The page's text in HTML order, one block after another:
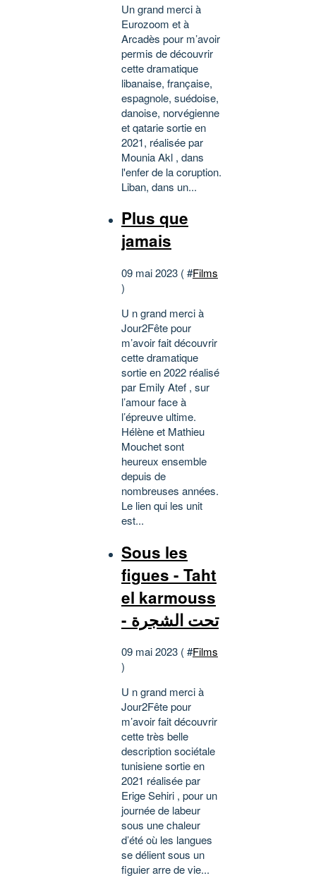
Un grand merci à
Eurozoom et à
Arcadès pour m’avoir
permis de découvrir
cette dramatique
libanaise, française,
espagnole, suédoise,
danoise, norvégienne
et qatarie sortie en
2021, réalisée par
Mounia Akl , dans
l'enfer de la coruption.
Liban, dans un...
Plus que
jamais
09 mai 2023 ( #Films
)
U n grand merci à
Jour2Fête pour
m’avoir fait découvrir
cette dramatique
sortie en 2022 réalisé
par Emily Atef , sur
l’amour face à
l’épreuve ultime.
Hélène et Mathieu
Mouchet sont
heureux ensemble
depuis de
nombreuses années.
Le lien qui les unit
est...
Sous les
figues - Taht
el karmouss
- تحت الشجرة
09 mai 2023 ( #Films
)
U n grand merci à
Jour2Fête pour
m’avoir fait découvrir
cette très belle
description sociétale
tunisiene sortie en
2021 réalisée par
Erige Sehiri , pour un
journée de labeur
sous une chaleur
d’été où les langues
se délient sous un
figuier arre de vie...